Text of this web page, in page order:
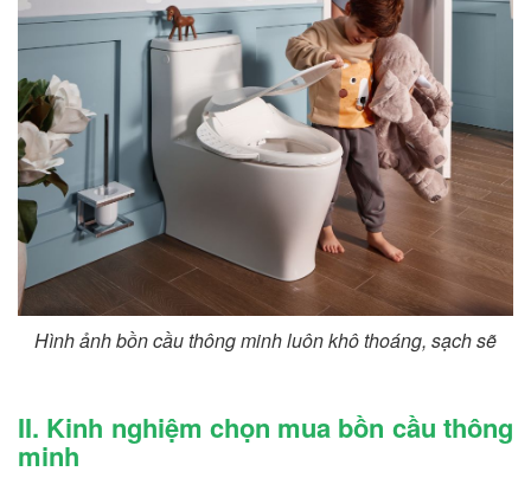
Hình ảnh bồn cầu thông minh luôn khô thoáng, sạch sẽ
II. Kinh nghiệm chọn mua bồn cầu thông
minh